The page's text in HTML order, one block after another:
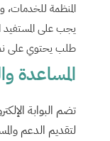
المنظمة للخدمات،
يجب على المستفيد
طلب يحتوي على
المساعدة
تضم البوابة
لتقديم الدعم